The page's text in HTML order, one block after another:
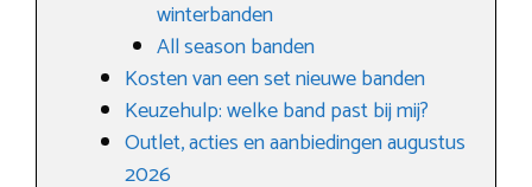
winterbanden
All season banden
Kosten van een set nieuwe banden
Keuzehulp: welke band past bij mij?
Outlet, acties en aanbiedingen augustus
2026